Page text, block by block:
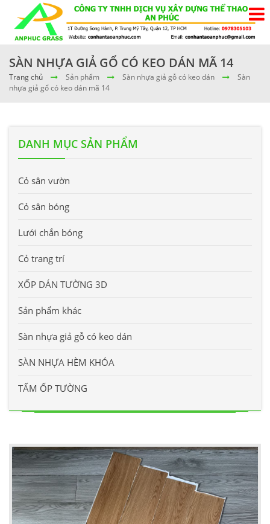
SÀN NHỰA GIẢ GỔ CÓ KEO DÁN MÃ 14
Trang chủ Sản phẩm Sàn nhựa giả gỗ có keo dán
Sàn
nhựa giả gổ có keo dán mã 14
DANH MỤC SẢN PHẨM
Cỏ sân vườn
Cỏ sân bóng
Lưới chắn bóng
Cỏ trang trí
XỐP DÁN TƯỜNG 3D
Sản phẩm khác
Sàn nhựa giả gỗ có keo dán
SÀN NHỰA HÈM KHÓA
TẤM ỐP TƯỜNG